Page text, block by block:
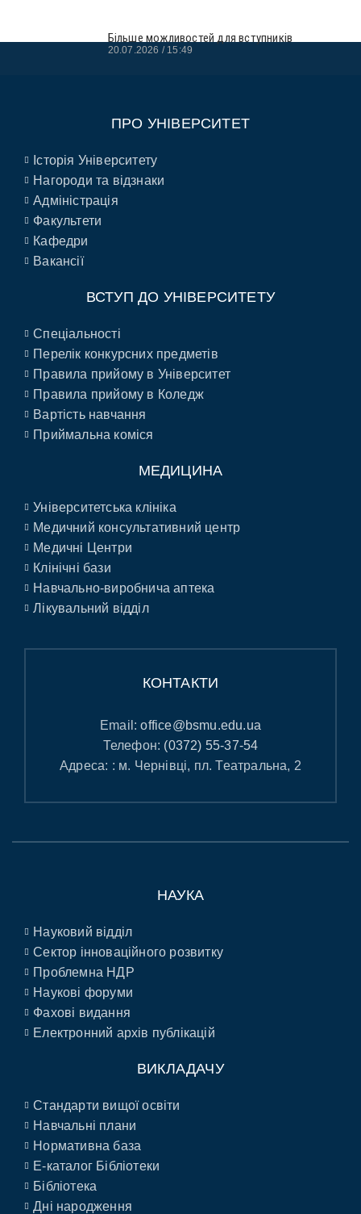
Більше можливостей для вступників
20.07.2026 15:49
ПРО УНІВЕРСИТЕТ
Історія Університету
Нагороди та відзнаки
Адміністрація
Факультети
Кафедри
Вакансії
ВСТУП ДО УНІВЕРСИТЕТУ
Спеціальності
Перелік конкурсних предметів
Правила прийому в Університет
Правила прийому в Коледж
Вартість навчання
Приймальна коміся
МЕДИЦИНА
Університетська клініка
Медичний консультативний центр
Медичні Центри
Клінічні бази
Навчально-виробнича аптека
Лікувальний відділ
КОНТАКТИ
Email:office@bsmu.edu.ua
Телефон: (0372) 55-37-54
Адреса: : м. Чернівці, пл. Театральна, 2
НАУКА
Науковий відділ
Сектор інноваційного розвитку
Проблемна НДР
Наукові форуми
Фахові видання
Електронний архів публікацій
ВИКЛАДАЧУ
Стандарти вищої освіти
Навчальні плани
Нормативна база
E-каталог Бібліотеки
Бібліотека
Дні народження